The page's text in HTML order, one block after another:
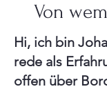
Von
Hi, ich bin
rede als
offen über